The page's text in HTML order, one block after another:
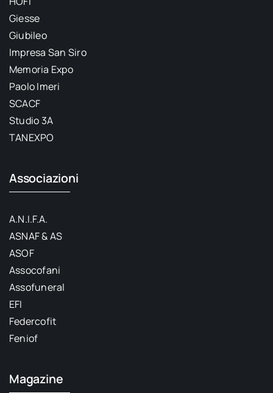
Giesse
Giubileo
Impresa San Siro
Memoria Expo
Paolo Imeri
SCACF
Studio 3A
TANEXPO
Associazioni
A.N.I.F.A.
ASNAF & AS
ASOF
Assocofani
Assofuneral
EFI
Federcofit
Feniof
Magazine